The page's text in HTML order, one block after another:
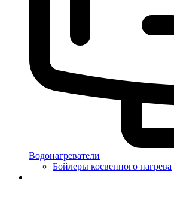
Водонагреватели
Бойлеры косвенного нагрева